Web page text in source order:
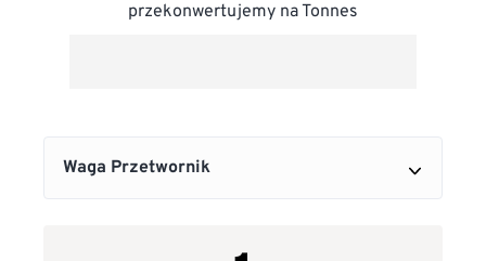
przekonwertujemy na Tonnes